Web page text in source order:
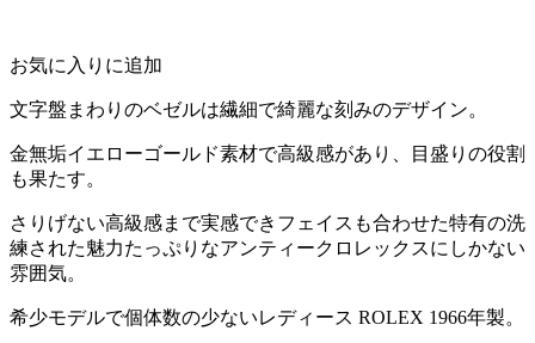
お気に入りに追加
文字盤まわりのベゼルは繊細で綺麗な刻みのデザイン。
金無垢イエローゴールド素材で高級感があり、目盛りの役割
も果たす。
さりげない高級感まで実感できフェイスも合わせた特有の洗
練された魅力たっぷりなアンティークロレックスにしかない
雰囲気。
希少モデルで個体数の少ないレディース ROLEX 1966年製。